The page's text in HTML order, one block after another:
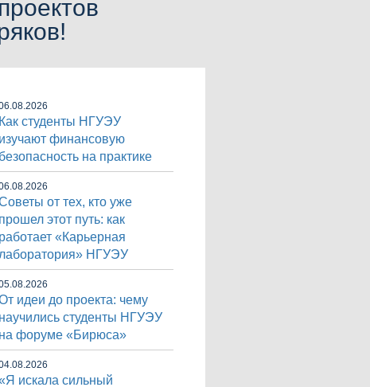
Как студенты НГУЭУ
изучают финансовую
безопасность на практике
от тех, кто уже
прошел этот путь: как
работает «Карьерная
лаборатория» НГУЭУ
идеи до проекта: чему
научились студенты НГУЭУ
на форуме «Бирюса»
искала сильный